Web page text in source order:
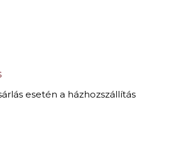
esetén a házhozszállítás